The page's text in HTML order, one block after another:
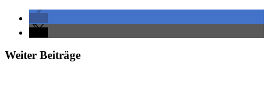
Weiter Beiträge